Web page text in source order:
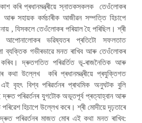
কৰি প্ৰধানমন্ত্ৰীয়ে স্নাতকসকলক তেওঁলোকৰ
সহায়ক কৰ্মচাৰীক আজীৱন সম্পত্তি হিচাপে
, যিসকলে তেওঁলোকৰ পৰিয়াল হৈ পৰিছিল। শ্ৰী
আপোনালোকৰ ভৱিষ্যতৰ প্ৰতিটো সফলতাত
গভীৰভাৱে মনত ৰাখিব আৰু তেওঁলোকৰ
দ্ৰুতগতিত পৰিৱৰ্তিত ভূ-ৰাজনৈতিক আৰু
কথা উল্লেখ কৰি প্ৰধানমন্ত্ৰীয়ে প্ৰযুক্তিগত
বৃহৎ বিশ্ব পৰিৱৰ্তনৰ প্ৰাথমিক অনুঘটক বুলি
পৰিৱৰ্তনৰ যুগটোক অভূতপূৰ্ব প্ৰত্যাহ্বান আৰু
হিচাপে উল্লেখ কৰে। শ্ৰী মোদীয়ে দৃঢ়তাৰে
পৰিৱৰ্তনৰ মাজত মোৰ এই কথা মনত ৰাখিব: